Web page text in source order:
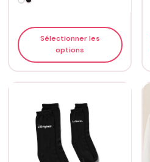
Sélectionner les
options